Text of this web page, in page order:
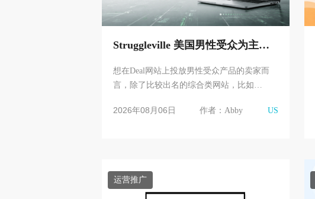
Struggleville 美国男性受众为主的
想在Deal网站上投放男性受众产品的卖家而
言，除了比较出名的综合类网站，比如
性受众居多的网站可以选择...
2026年08月06日 作者：Abby US
运营推广